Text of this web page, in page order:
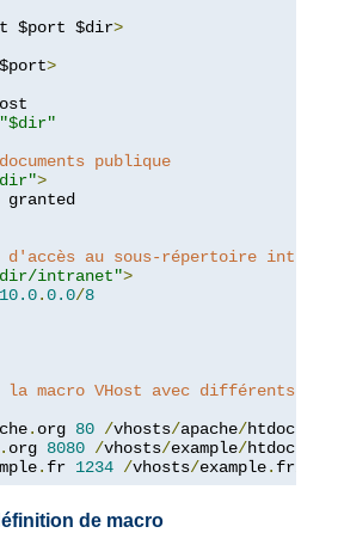
$port $dir>
$port>
"$dir"
publique
>
au sous-répertoire
intranet">
10.0.0.0/8
macro VHost avec différents
. org 80 /vhosts/apache/
. org 8080 /vhosts/example/
. fr 1234 /vhosts/example. fr
de macro